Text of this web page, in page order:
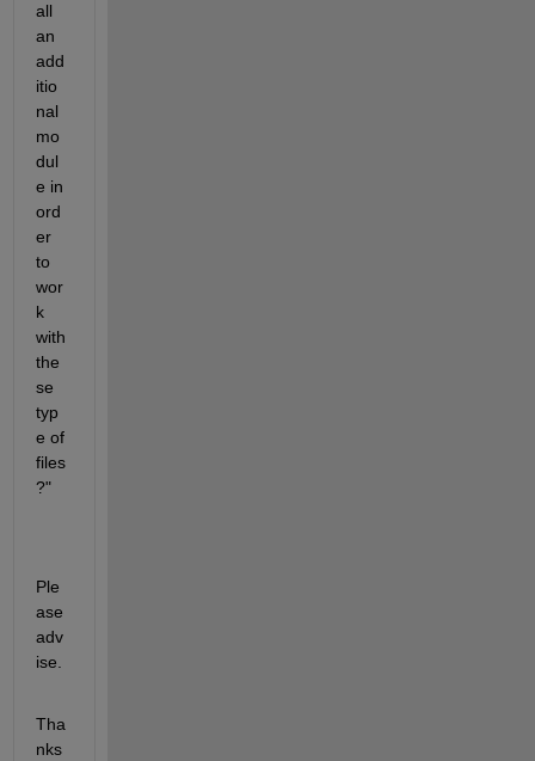
all
an
add
itio
nal
mo
dul
e in
ord
er
to
wor
k
with
the
se
typ
e of
files
?"
Ple
ase
adv
ise.
Tha
nks